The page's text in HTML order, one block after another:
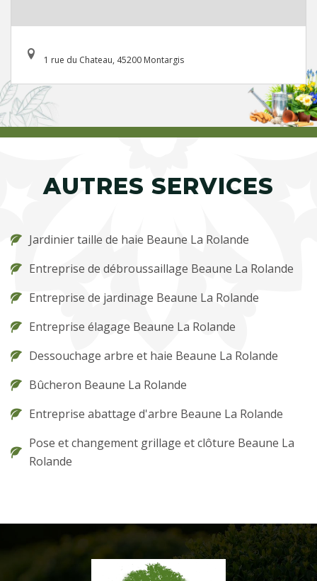
1 rue du Chateau, 45200 Montargis
AUTRES SERVICES
Jardinier taille de haie Beaune La Rolande
Entreprise de débroussaillage Beaune La Rolande
Entreprise de jardinage Beaune La Rolande
Entreprise élagage Beaune La Rolande
Dessouchage arbre et haie Beaune La Rolande
Bûcheron Beaune La Rolande
Entreprise abattage d'arbre Beaune La Rolande
Pose et changement grillage et clôture Beaune La
Rolande